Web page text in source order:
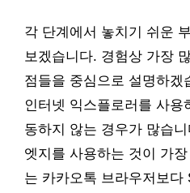
각 단계에서 놓치기 쉬운
보겠습니다. 경험상 가장
점들을 중심으로 설명하겠
인터넷 익스플로러를 사
동하지 않는 경우가 많습
엣지를 사용하는 것이 가
는 카카오톡 브라우저보다